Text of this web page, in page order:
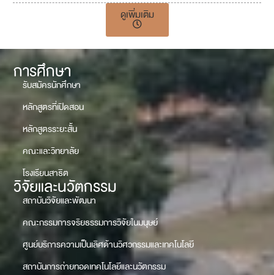
ดูเพิ่มเติม
การศึกษา
รับสมัครนักศึกษา
หลักสูตรที่เปิดสอน
หลักสูตรระยะสั้น
คณะและวิทยาลัย
โรงเรียนสาธิต
วิจัยและนวัตกรรม
สถาบันวิจัยและพัฒนา
คณะกรรมการจริยธรรมการวิจัยในมนุษย์
ศูนย์บริการความเป็นเลิศด้านวิศวกรรมและเทคโนโลยี
สถาบันการถ่ายทอดเทคโนโลยีและนวัตกรรม